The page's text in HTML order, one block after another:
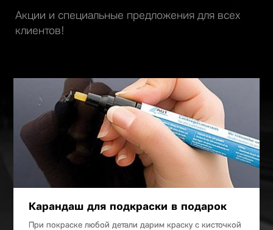
Акции и специальные предложения для всех
клиентов!
Карандаш для подкраски в подарок
При покраске любой детали дарим краску с кисточкой